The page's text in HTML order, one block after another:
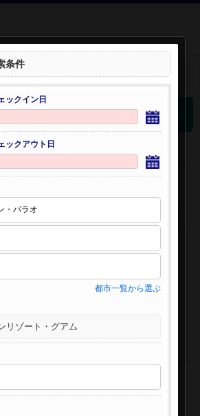
予約時の金額です。
条件
ックイン日
ックアウト日
都市一覧から選ぶ
リゾート・グアム